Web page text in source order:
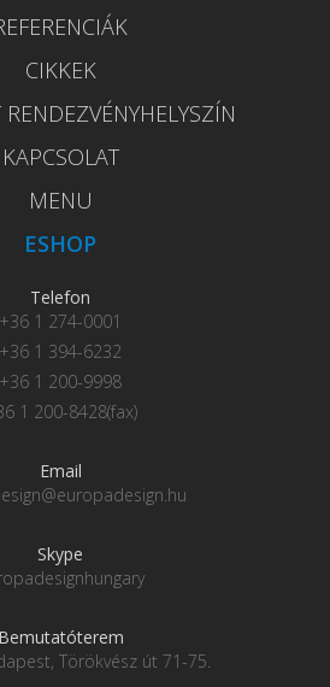
CIKKEK
KAPCSOLAT
MENU
ESHOP
Telefon
+36 1 274-0001
+36 1 394-6232
+36 1 200-9998
1 200-8428(fax)
Email
Skype
Bemutatóterem
Törökvész út 71-75.